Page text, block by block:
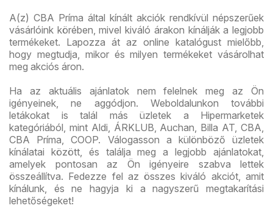
A(z) CBA Príma által kínált akciók rendkívül népszerűek
vásárlóink körében, mivel kiváló árakon kínálják a legjobb
termékeket. Lapozza át az online katalógust mielőbb,
hogy megtudja, mikor és milyen termékeket vásárolhat
meg akciós áron.
Ha az aktuális ajánlatok nem felelnek meg az Ön
igényeinek, ne aggódjon. Weboldalunkon további
letákokat is talál más üzletek a Hipermarketek
kategóriából, mint Aldi, ÁRKLUB, Auchan, Billa AT, CBA,
CBA Príma, COOP. Válogasson a különböző üzletek
kínálatai között, és találja meg a legjobb ajánlatokat,
amelyek pontosan az Ön igényeire szabva lettek
összeállítva. Fedezze fel az összes kiváló akciót, amit
kínálunk, és ne hagyja ki a nagyszerű megtakarítási
lehetőségeket!